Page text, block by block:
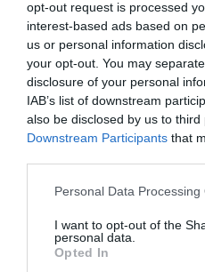
opt-out request is processed
interest-based ads based on
us or personal information
your opt-out. You may
disclosure of your personal
IAB’s list of downstream
also be disclosed by us to third
Downstream Participants that
Please note that this website/
not limited to your visit or
grant or deny consent to
use your data for below
Personal Data Processing
I want to opt-out of the
personal data.
Opted In
Ουκρανία
Η Ουκρανία ηττήθηκε 3-1 από
ματς που ο Ντμίτρο
17.07.2026 ΒΟΛΕΪ ΑΝΔΡΩΝ